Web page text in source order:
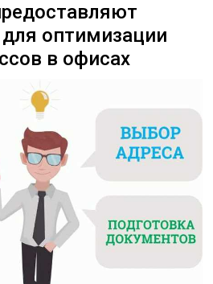
оптимизации
в офисах